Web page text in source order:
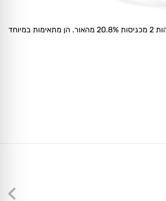
עדשות מסוג Smoke Black בגוון אפור. דרגת כהות 2 מכניסות 20.8% מהאור. הן מתאימות במיוחד